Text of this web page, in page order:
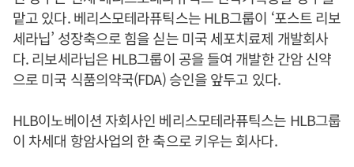
맡고 있다. 베리스모테라퓨틱스는 HLB그룹이 ‘포스트 리보
세라닙’ 성장축으로 힘을 싣는 미국 세포치료제 개발회사
다. 리보세라닙은 HLB그룹이 공을 들여 개발한 간암 신약
으로 미국 식품의약국(FDA) 승인을 앞두고 있다.
HLB이노베이션 자회사인 베리스모테라퓨틱스는 HLB그룹
이 차세대 항암사업의 한 축으로 키우는 회사다.